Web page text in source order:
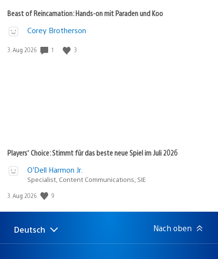
Beast of Reincarnation: Hands-on mit Paraden und Koo
Corey Brotherson
Veröffentlichungsdatum:
3. Aug 2026 1 3
Players’ Choice: Stimmt für das beste neue Spiel im Juli 2026
O’Dell Harmon Jr.
Specialist, Content Communications, SIE
Veröffentlichungsdatum:
3. Aug 2026 9
Select
Aktuelle
Deutsch Nach oben